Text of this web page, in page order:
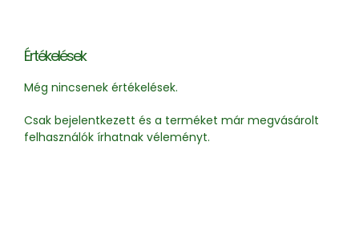
Értékelések
Még nincsenek értékelések.
Csak bejelentkezett és a terméket már megvásárolt
felhasználók írhatnak véleményt.